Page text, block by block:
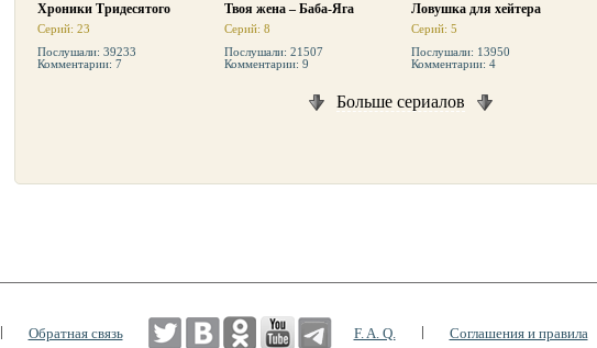
Хроники Тридесятого
Серий: 23
Послушали: 39233
Комментарии: 7
Твоя жена – Баба-Яга
Серий: 8
Послушали: 21507
Комментарии: 9
Ловушка для хейтера
Серий: 5
Послушали: 13950
Комментарии: 4
Больше сериалов
| Обратная связь F. A. Q. | Соглашения и правила